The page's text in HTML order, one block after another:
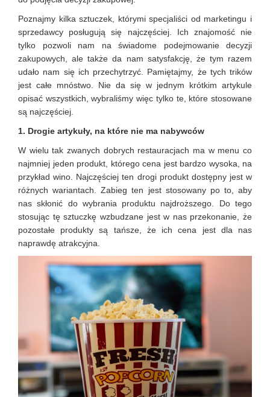
Poznajmy kilka sztuczek, którymi specjaliści od marketingu i
sprzedawcy posługują się najczęściej. Ich znajomość nie
tylko pozwoli nam na świadome podejmowanie decyzji
zakupowych, ale także da nam satysfakcję, że tym razem
udało nam się ich przechytrzyć. Pamiętajmy, że tych trików
jest całe mnóstwo. Nie da się w jednym krótkim artykule
opisać wszystkich, wybraliśmy więc tylko te, które stosowane
są najczęściej.
1. Drogie artykuły, na które nie ma nabywców
W wielu tak zwanych dobrych restauracjach ma w menu co
najmniej jeden produkt, którego cena jest bardzo wysoka, na
przykład wino. Najczęściej ten drogi produkt dostępny jest w
różnych wariantach. Zabieg ten jest stosowany po to, aby
nas skłonić do wybrania produktu najdroższego. Do tego
stosując tę sztuczkę wzbudzane jest w nas przekonanie, że
pozostałe produkty są tańsze, że ich cena jest dla nas
naprawdę atrakcyjna.